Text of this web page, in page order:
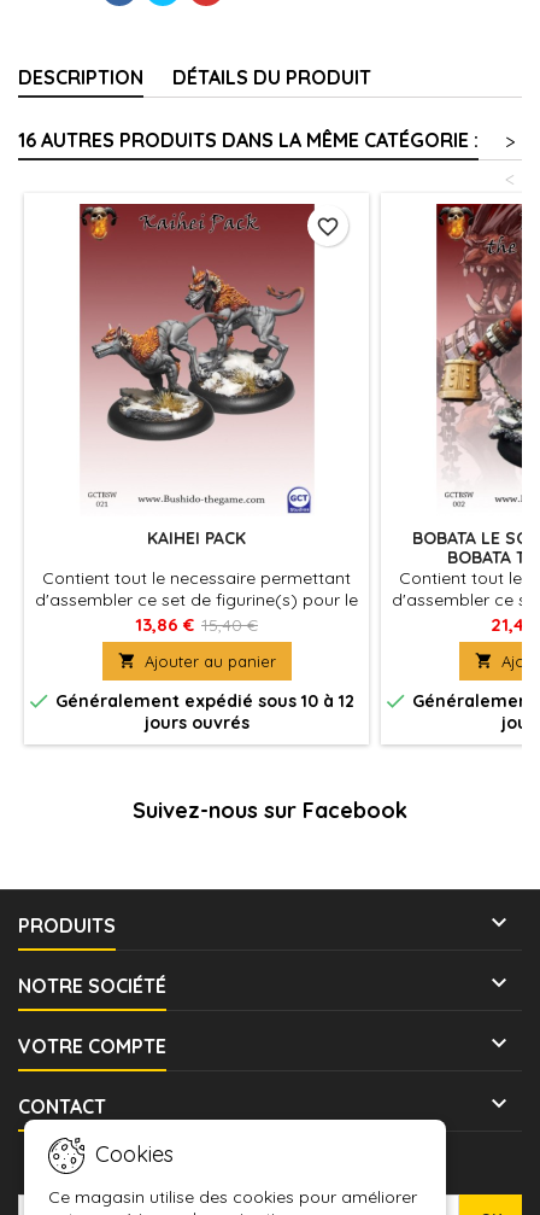
DESCRIPTION DÉTAILS DU PRODUIT
16 AUTRES PRODUITS DANS LA MÊME CATÉGORIE :
>
<
KAIHEI PACK
Contient tout le necessaire permettant
d'assembler ce set de figurine(s) pour le
jeu Bushido, produit fournies avec leurs
socles en plastique. Figurine(s) à
peindre et à assembler
13,86 € 15,40 €
 Ajouter au panier
 Généralement expédié sous 10 à 12
jours ouvrés
favorite_border
BOBATA LE
BOBATA
Contient tout le
d'assembler ce
jeu Bushido,
socles en
peindre
21,46

 Généralement
Suivez-nous sur Facebook
PRODUITS 
NOTRE SOCIÉTÉ 
VOTRE COMPTE 
CONTACT 
Cookies
Ce magasin utilise des cookies pour améliorer
LETTRE D'INFORMATIONS